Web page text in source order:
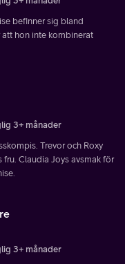
befinner sig bland
att hon inte kombinerat
3+ månader
Trevor och Roxy
Claudia Joys avsmak för
3+ månader